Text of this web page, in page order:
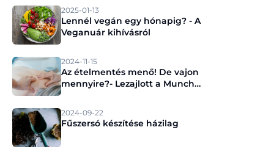
2025-01-13
Lennél vegán egy hónapig? - A
Veganuár kihívásról
2024-11-15
Az ételmentés menő! De vajon
mennyire?- Lezajlott a Munch
2024-09-22
Fűszersó készítése házilag